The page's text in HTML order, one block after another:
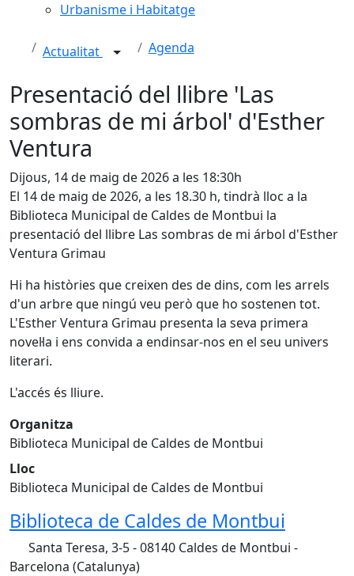
Urbanisme i Habitatge
Actualitat Agenda
Presentació del llibre 'Las
sombras de mi árbol' d'Esther
Ventura
Dijous, 14 de maig de 2026 a les 18:30h
El 14 de maig de 2026, a les 18.30 h, tindrà lloc a la
Biblioteca Municipal de Caldes de Montbui la
presentació del llibre Las sombras de mi árbol d'Esther
Ventura Grimau
Hi ha històries que creixen des de dins, com les arrels
d'un arbre que ningú veu però que ho sostenen tot.
L'Esther Ventura Grimau presenta la seva primera
novel·la i ens convida a endinsar-nos en el seu univers
literari.
L'accés és lliure.
Organitza
Biblioteca Municipal de Caldes de Montbui
Lloc
Biblioteca Municipal de Caldes de Montbui
Biblioteca de Caldes de Montbui
Santa Teresa, 3-5 - 08140 Caldes de Montbui -
Barcelona (Catalunya)